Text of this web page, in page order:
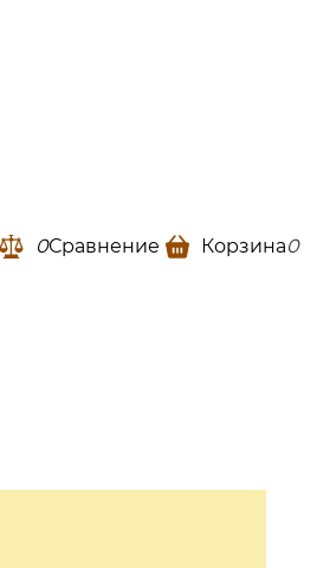
0Сравнение Корзина0